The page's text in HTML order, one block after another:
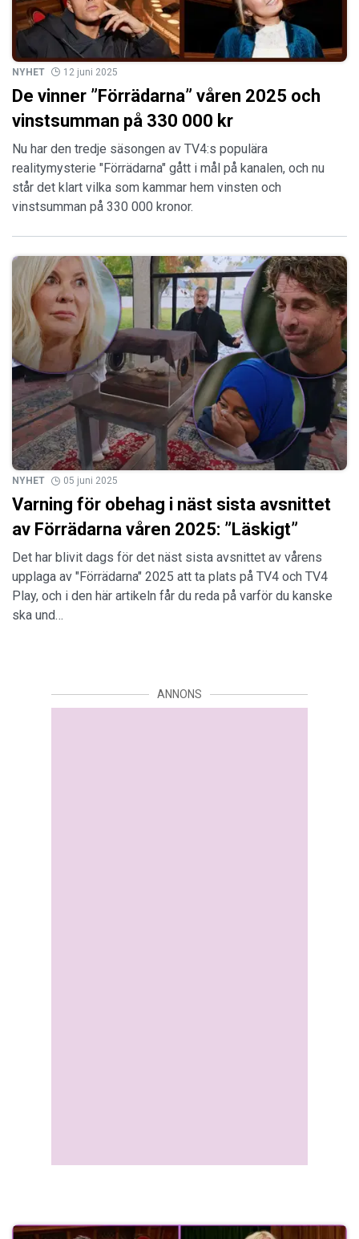
NYHET 12 juni 2025
De vinner ”Förrädarna” våren 2025 och
vinstsumman på 330 000 kr
Nu har den tredje säsongen av TV4:s populära
realitymysterie "Förrädarna" gått i mål på kanalen, och nu
står det klart vilka som kammar hem vinsten och
vinstsumman på 330 000 kronor.
NYHET 05 juni 2025
Varning för obehag i näst sista avsnittet
av Förrädarna våren 2025: ”Läskigt”
Det har blivit dags för det näst sista avsnittet av vårens
upplaga av "Förrädarna" 2025 att ta plats på TV4 och TV4
Play, och i den här artikeln får du reda på varför du kanske
ska und…
ANNONS